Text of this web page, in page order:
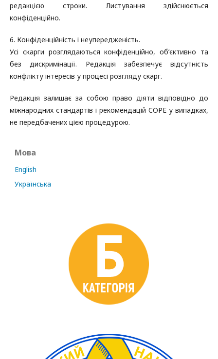
редакцією строки. Листування здійснюється
конфіденційно.
6. Конфіденційність і неупередженість.
Усі скарги розглядаються конфіденційно, об’єктивно та
без дискримінації. Редакція забезпечує відсутність
конфлікту інтересів у процесі розгляду скарг.
Редакція залишає за собою право діяти відповідно до
міжнародних стандартів і рекомендацій COPE у випадках,
не передбачених цією процедурою.
Мова
English
Українська